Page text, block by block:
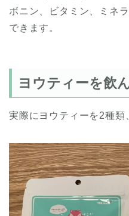
ボニン、ビタミン、ミネ
できます。
ヨウティーを飲
実際にヨウティーを2種類